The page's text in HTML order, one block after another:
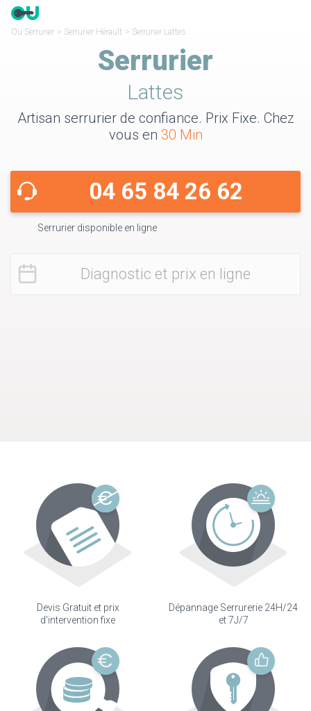
Ou Serrurier > Serrurier Hérault > Serrurier Lattes
Serrurier
Lattes
Artisan serrurier de confiance. Prix Fixe. Chez
vous en 30 Min
04 65 84 26 62
Serrurier disponible en ligne
Diagnostic et prix en ligne
Devis Gratuit et prix
d'intervention fixe
Dépannage Serrurerie 24H/24
et 7J/7